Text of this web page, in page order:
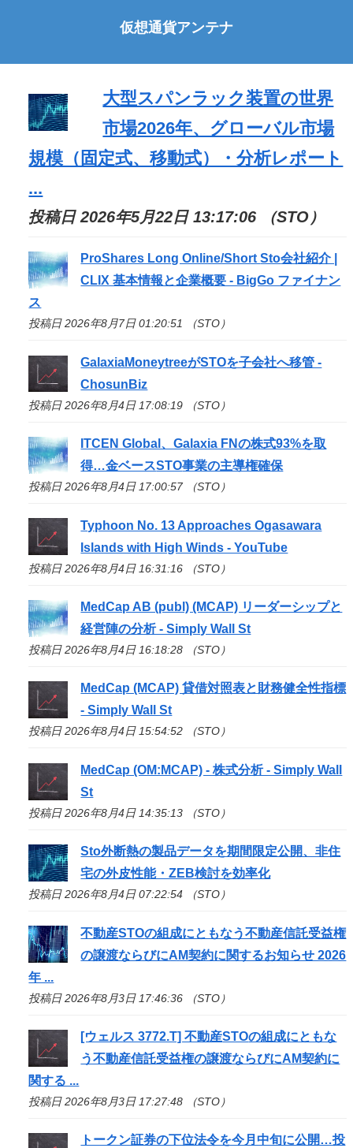
仮想通貨アンテナ
大型スパンラック装置の世界
市場2026年、グローバル市場
規模（固定式、移動式）・分析レポート
...
投稿日 2026年5月22日 13:17:06 （STO）
ProShares Long Online/ShortSto会社紹介 |
CLIX 基本情報と企業概要 - BigGo ファイナン
ス
投稿日 2026年8月7日 01:20:51 （STO）
GalaxiaMoneytreeがSTOを子会社へ移管 -
ChosunBiz
投稿日 2026年8月4日 17:08:19 （STO）
ITCEN Global、Galaxia FNの株式93%を取
得…金ベースSTO事業の主導権確保
投稿日 2026年8月4日 17:00:57 （STO）
Typhoon No. 13 Approaches Ogasawara
Islands with High Winds - YouTube
投稿日 2026年8月4日 16:31:16 （STO）
MedCap AB (publ) (MCAP) リーダーシップと
経営陣の分析 - Simply Wall St
投稿日 2026年8月4日 16:18:28 （STO）
MedCap (MCAP) 貸借対照表と財務健全性指標
- Simply Wall St
投稿日 2026年8月4日 15:54:52 （STO）
MedCap (OM:MCAP) - 株式分析 - Simply Wall
St
投稿日 2026年8月4日 14:35:13 （STO）
Sto外断熱の製品データを期間限定公開、非住
宅の外皮性能・ZEB検討を効率化
投稿日 2026年8月4日 07:22:54 （STO）
不動産STOの組成にともなう不動産信託受益権
の譲渡ならびにAM契約に関するお知らせ 2026
年 ...
投稿日 2026年8月3日 17:46:36 （STO）
[ウェルス 3772.T] 不動産STOの組成にともな
う不動産信託受益権の譲渡ならびにAM契約に
関する ...
投稿日 2026年8月3日 17:27:48 （STO）
トークン証券の下位法令を今月中旬に公開…投